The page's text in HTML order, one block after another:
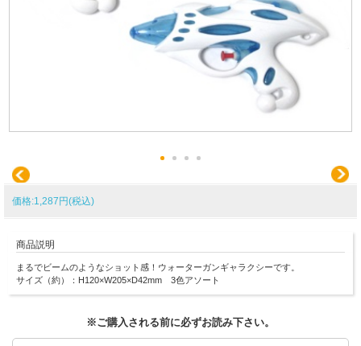
価格:1,287円(税込)
商品説明
まるでビームのようなショット感！ウォーターガンギャラクシーです。
サイズ（約）：H120×W205×D42mm 3色アソート
※ご購入される前に必ずお読み下さい。